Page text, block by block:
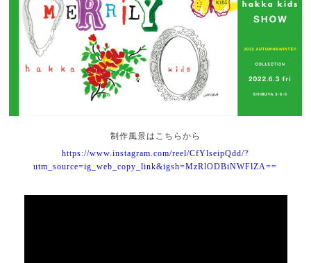
制作風景はこちらから
https://www.instagram.com/reel/CfYlseipQdd/?
utm_source=ig_web_copy_link&igsh=MzRlODBiNWFlZA==